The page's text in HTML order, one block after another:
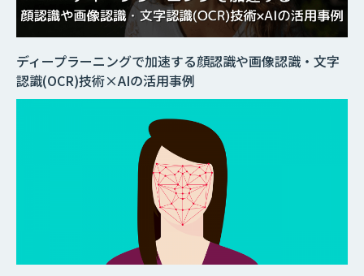
ディープラーニングで加速する顔認識や画像認識・文字
認識(OCR)技術×AIの活用事例